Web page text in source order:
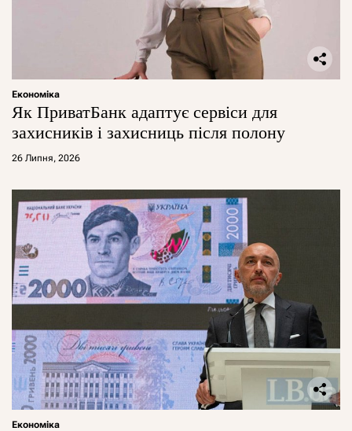
Економіка
Як ПриватБанк адаптує сервіси для
захисників і захисниць після полону
26 Липня, 2026
Економіка